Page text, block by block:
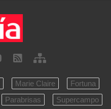
Marie Claire
Fortuna
Parabrisas
Supercampo